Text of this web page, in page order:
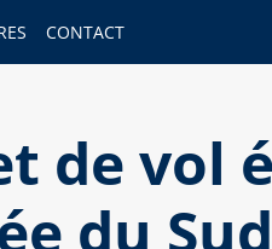
CONTACT
de vol
du Sud